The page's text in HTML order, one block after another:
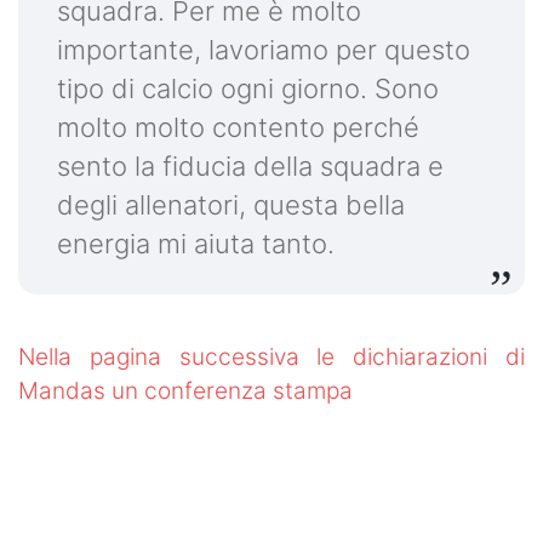
squadra. Per me è molto
importante, lavoriamo per questo
tipo di calcio ogni giorno. Sono
molto molto contento perché
sento la fiducia della squadra e
degli allenatori, questa bella
energia mi aiuta tanto.
Nella pagina successiva le dichiarazioni di
Mandas un conferenza stampa